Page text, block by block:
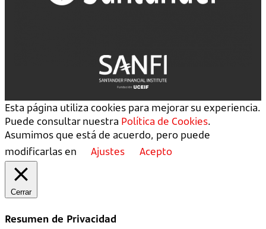
Esta página utiliza cookies para mejorar su experiencia.
Puede consultar nuestra Política de Cookies.
Asumimos que está de acuerdo, pero puede
modificarlas en
Ajustes Acepto
Cerrar
Resumen de Privacidad